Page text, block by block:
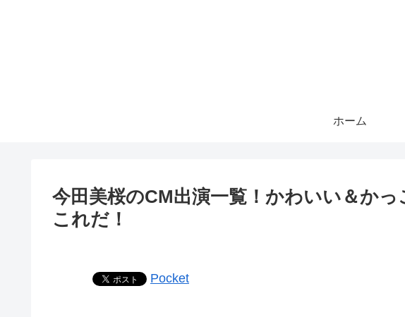
ホーム
今田美桜のCM出演一覧！かわいい＆か
これだ！
Pocket